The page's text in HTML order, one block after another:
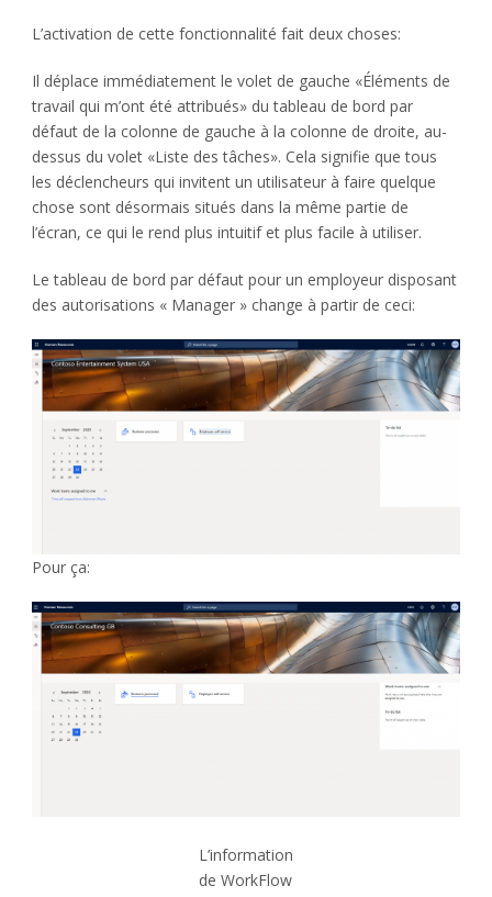
L’activation de cette fonctionnalité fait deux choses:
Il déplace immédiatement le volet de gauche «Éléments de
travail qui m’ont été attribués» du tableau de bord par
défaut de la colonne de gauche à la colonne de droite, au-
dessus du volet «Liste des tâches». Cela signifie que tous
les déclencheurs qui invitent un utilisateur à faire quelque
chose sont désormais situés dans la même partie de
l’écran, ce qui le rend plus intuitif et plus facile à utiliser.
Le tableau de bord par défaut pour un employeur disposant
des autorisations « Manager » change à partir de ceci:
Pour ça:
L’information
de WorkFlow